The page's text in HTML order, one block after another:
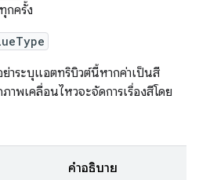
กครั้ง
ย่าระบุแอตทริบิวต์นี้หากค่าเป็นสี
ภาพเคลื่อนไหวจะจัดการเรื่องสีโดย
คำอธิบาย